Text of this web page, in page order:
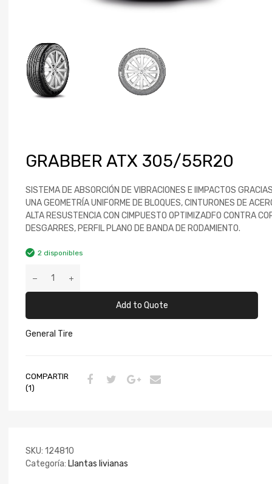
GRABBER ATX 305/55R20
SISTEMA DE ABSORCIÓN DE VIBRACIONES E IIMPACTOS
UNA GEOMETRÍA UNIFORME DE BLOQUES, CINTURONES DE
ALTA RESUSTENCIA CON CIMPUESTO OPTIMIZADFO CONTRA
DESGARRES, PERFIL PLANO DE BANDA DE RODAMIENTO.
2 disponibles
Add to Quote
General Tire
COMPARTIR
(1)
SKU: 124810
Categoría: Llantas livianas